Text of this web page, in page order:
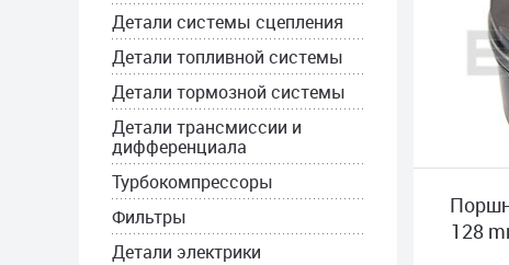
Детали системы сцепления
Детали топливной системы
Детали тормозной системы
Детали трансмиссии и
дифференциала
Турбокомпрессоры
Фильтры
Детали электрики
128